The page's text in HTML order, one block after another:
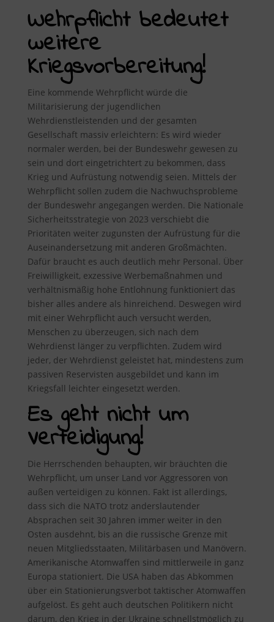
Wehrpflicht bedeutet
weitere
Kriegsvorbereitung!
Eine kommende Wehrpflicht würde die
Militarisierung der jugendlichen
Wehrdienstleistenden und der gesamten
Gesellschaft massiv erleichtern: Es wird wieder
normaler werden, bei der Bundeswehr gewesen zu
sein und dort eingetrichtert zu bekommen, dass
Krieg und Aufrüstung notwendig seien. Mittels der
Wehrpflicht sollen zudem die Nachwuchsprobleme
der Bundeswehr angegangen werden. Die Nationale
Sicherheitsstrategie von 2023 verschiebt die
Prioritäten weiter zugunsten der Aufrüstung für die
Auseinandersetzung mit anderen Großmächten.
Dafür braucht es auch deutlich mehr Personal. Über
Freiwilligkeit, exzessive Werbemaßnahmen und
verhältnismäßig hohe Entlohnung funktioniert das
bisher alles andere als hinreichend. Deswegen wird
mit einer Wehrpflicht auch versucht werden,
Menschen zu überzeugen, sich nach dem
Wehrdienst länger zu verpflichten. Zudem wird
jeder, der Wehrdienst geleistet hat, mindestens zum
passiven Reservisten ausgebildet und kann im
Kriegsfall leichter eingesetzt werden.
Es geht nicht um
Verteidigung!
Die Herrschenden behaupten, wir bräuchten die
Wehrpflicht, um unser Land vor Aggressoren von
außen verteidigen zu können. Fakt ist allerdings,
dass sich die NATO trotz anderslautender
Absprachen seit 30 Jahren immer weiter in den
Osten ausdehnt, bis an die russische Grenze mit
neuen Mitgliedsstaaten, Militärbasen und Manövern.
Amerikanische Atomwaffen sind mittlerweile in ganz
Europa stationiert. Die USA haben das Abkommen
über ein Stationierungsverbot taktischer Atomwaffen
aufgelöst. Es geht auch deutschen Politikern nicht
darum, den Krieg in der Ukraine schnellstmöglich zu